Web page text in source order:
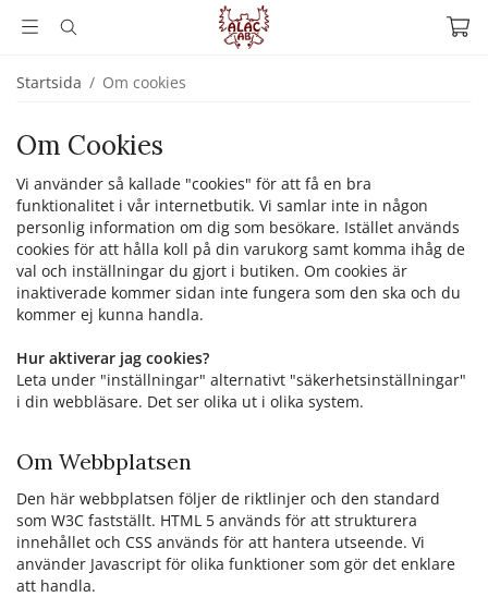
Startsida / Om cookies
Om Cookies
Vi använder så kallade "cookies" för att få en bra
funktionalitet i vår internetbutik. Vi samlar inte in någon
personlig information om dig som besökare. Istället används
cookies för att hålla koll på din varukorg samt komma ihåg de
val och inställningar du gjort i butiken. Om cookies är
inaktiverade kommer sidan inte fungera som den ska och du
kommer ej kunna handla.
Hur aktiverar jag cookies?
Leta under "inställningar" alternativt "säkerhetsinställningar"
i din webbläsare. Det ser olika ut i olika system.
Om Webbplatsen
Den här webbplatsen följer de riktlinjer och den standard
som W3C fastställt. HTML 5 används för att strukturera
innehållet och CSS används för att hantera utseende. Vi
använder Javascript för olika funktioner som gör det enklare
att handla.